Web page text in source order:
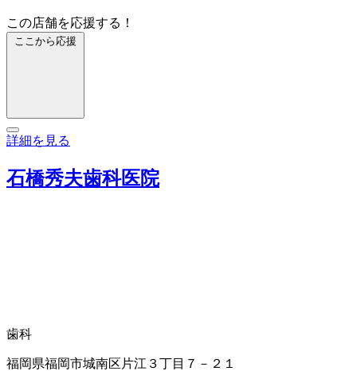
この店舗を応援する！
ここから応援
詳細を見る
石橋秀夫歯科医院
歯科
福岡県福岡市城南区片江３丁目７－２１